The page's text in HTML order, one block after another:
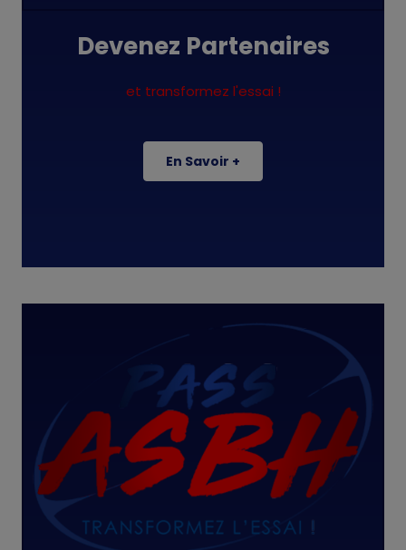
Devenez Partenaires
et transformez l'essai !
En Savoir +